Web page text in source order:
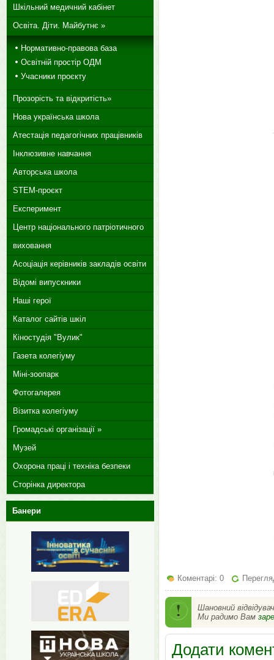
Коментарі: 0
Шановний
Ми радимо Вам
Додати
Шкільний медичний кабінет
Освіта. Діти. Майбутнє »
Нормативно-правова база
Освітній простір ОДМ
Учасники проєкту
Прозорість та відкритість»
Нова українська школа
Атестація педагогічних працівників
Інклюзивне навчання
Авторська школа
STEM-проєкт
Експеримент
Центр національного патріотичного
виховання
Асоціація керівників закладів освіти
Відомі випускники
Наші герої
Каталог сайтів шкіл
Кіностудія "Вулик"
Газета колегіуму
Міні-зоопарк
Фотогалерея
Візитка колегіуму
Громадські організації »
Музей
Охорона праці і техніка безпеки
Сторінка директора
Банери